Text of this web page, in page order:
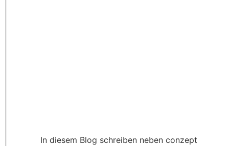
In diesem Blog schreiben neben conzept